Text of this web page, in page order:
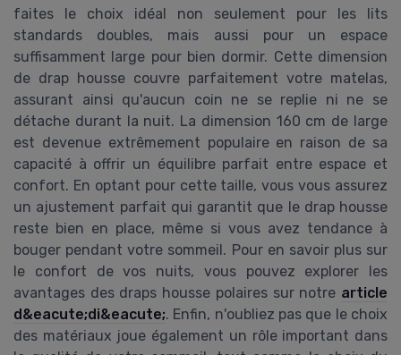
faites le choix idéal non seulement pour les lits
standards doubles, mais aussi pour un espace
suffisamment large pour bien dormir. Cette dimension
de drap housse couvre parfaitement votre matelas,
assurant ainsi qu'aucun coin ne se replie ni ne se
détache durant la nuit. La dimension 160 cm de large
est devenue extrêmement populaire en raison de sa
capacité à offrir un équilibre parfait entre espace et
confort. En optant pour cette taille, vous vous assurez
un ajustement parfait qui garantit que le drap housse
reste bien en place, même si vous avez tendance à
bouger pendant votre sommeil. Pour en savoir plus sur
le confort de vos nuits, vous pouvez explorer les
avantages des draps housse polaires sur notre article
d&eacute;di&eacute;. Enfin, n'oubliez pas que le choix
des matériaux joue également un rôle important dans